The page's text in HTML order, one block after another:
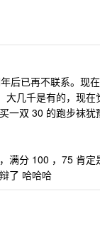
后已再不联系。现
几千是有的，现
一双 30 的跑步袜
满分 100 ，75 肯定
了 哈哈哈